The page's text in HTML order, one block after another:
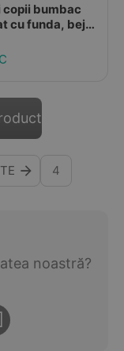
copii bumbac
cu funda, bej
4
noastră?